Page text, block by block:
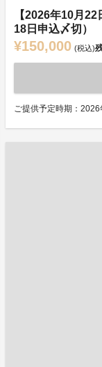
【2026年10月
18日申込〆切）
¥150,000 (税込)
ご提供予定時期：2026